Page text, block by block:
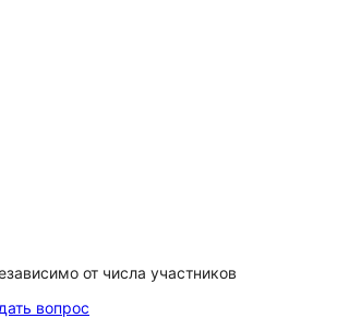
от числа участников
вопрос